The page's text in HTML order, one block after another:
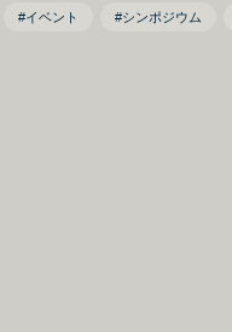
#イベント #シンポジウム